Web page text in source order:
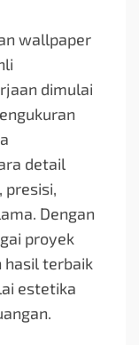
wallpaper
dimulai
detail
presisi,
Dengan
proyek
hasil terbaik
estetika